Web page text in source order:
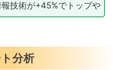
技術が+45%でトップや
分析